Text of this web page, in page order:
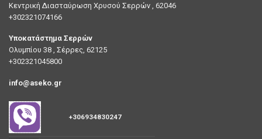
Κεντρική Διασταύρωση Χρυσού Σερρών , 62046
+302321074166
Υποκατάστημα Σερρών
Ολυμπίου 38 , Σέρρες, 62125
+302321045800
info@aseko.gr
+306934830247